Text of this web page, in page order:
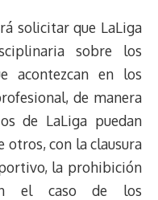
solicitar que LaLiga
sobre los
acontezcan en los
de manera
de LaLiga puedan
otros, con la clausura
la prohibición
el caso de los